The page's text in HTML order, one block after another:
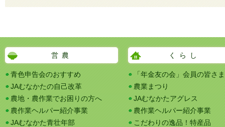
営農
青色申告会のおすすめ
JAむなかたの自己改革
農地・農作業でお困りの方へ
農作業ヘルパー紹介事業
JAむなかた青壮年部
くらし
「年金友の会」会員の皆さ
農業まつり
JAむなかたアグレス
農作業ヘルパー紹介事業
こだわりの逸品！特産品